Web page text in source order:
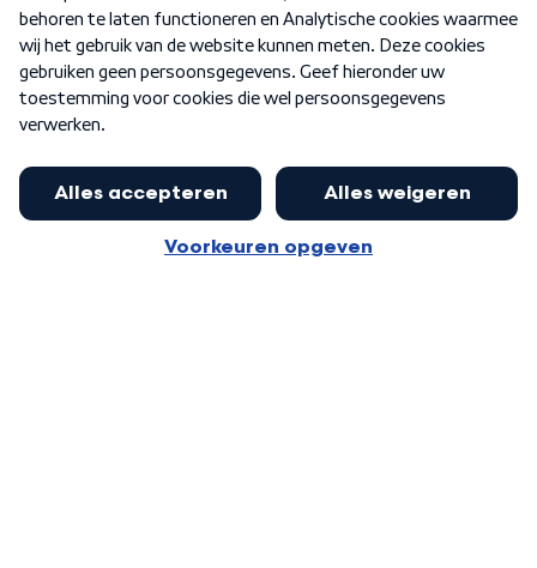
Nieuwsbrief
Word Lid